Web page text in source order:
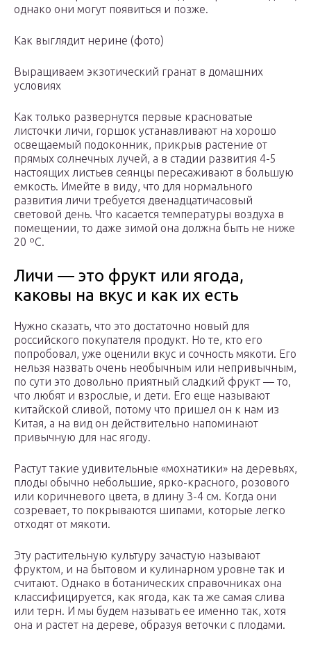
однако они могут появиться и позже.
Как выглядит нерине (фото)
Выращиваем экзотический гранат в домашних
условиях
Как только развернутся первые красноватые
листочки личи, горшок устанавливают на хорошо
освещаемый подоконник, прикрыв растение от
прямых солнечных лучей, а в стадии развития 4-5
настоящих листьев сеянцы пересаживают в большую
емкость. Имейте в виду, что для нормального
развития личи требуется двенадцатичасовый
световой день. Что касается температуры воздуха в
помещении, то даже зимой она должна быть не ниже
20 ºC.
Личи — это фрукт или ягода,
каковы на вкус и как их есть
Нужно сказать, что это достаточно новый для
российского покупателя продукт. Но те, кто его
попробовал, уже оценили вкус и сочность мякоти. Его
нельзя назвать очень необычным или непривычным,
по сути это довольно приятный сладкий фрукт — то,
что любят и взрослые, и дети. Его еще называют
китайской сливой, потому что пришел он к нам из
Китая, а на вид он действительно напоминают
привычную для нас ягоду.
Растут такие удивительные «мохнатики» на деревьях,
плоды обычно небольшие, ярко-красного, розового
или коричневого цвета, в длину 3-4 см. Когда они
созревает, то покрываются шипами, которые легко
отходят от мякоти.
Эту растительную культуру зачастую называют
фруктом, и на бытовом и кулинарном уровне так и
считают. Однако в ботанических справочниках она
классифицируется, как ягода, как та же самая слива
или терн. И мы будем называть ее именно так, хотя
она и растет на дереве, образуя веточки с плодами.